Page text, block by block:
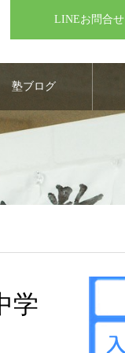
LINEお問合せ
塾ブログ
学